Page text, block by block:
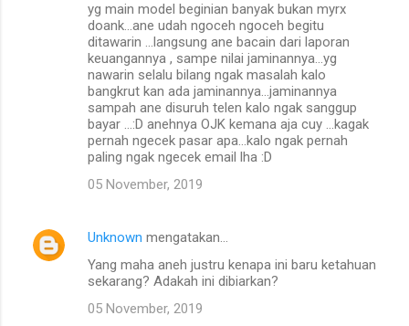
yg main model beginian banyak bukan myrx
doank...ane udah ngoceh ngoceh begitu
ditawarin ...langsung ane bacain dari laporan
keuangannya , sampe nilai jaminannya...yg
nawarin selalu bilang ngak masalah kalo
bangkrut kan ada jaminannya...jaminannya
sampah ane disuruh telen kalo ngak sanggup
bayar ...:D anehnya OJK kemana aja cuy ...kagak
pernah ngecek pasar apa...kalo ngak pernah
paling ngak ngecek email lha :D
05 November, 2019
Unknown mengatakan…
Yang maha aneh justru kenapa ini baru ketahuan
sekarang? Adakah ini dibiarkan?
05 November, 2019